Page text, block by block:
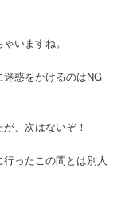
いますね。
惑をかけるのはNG
、次はないぞ！
ったこの間とは別人